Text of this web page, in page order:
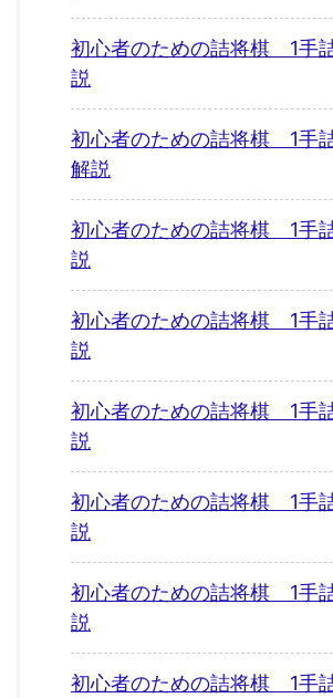
初心者のための詰将棋 1手
説
初心者のための詰将棋 1手
解説
初心者のための詰将棋 1手
説
初心者のための詰将棋 1手
説
初心者のための詰将棋 1手
説
初心者のための詰将棋 1手
説
初心者のための詰将棋 1手
説
初心者のための詰将棋 1手